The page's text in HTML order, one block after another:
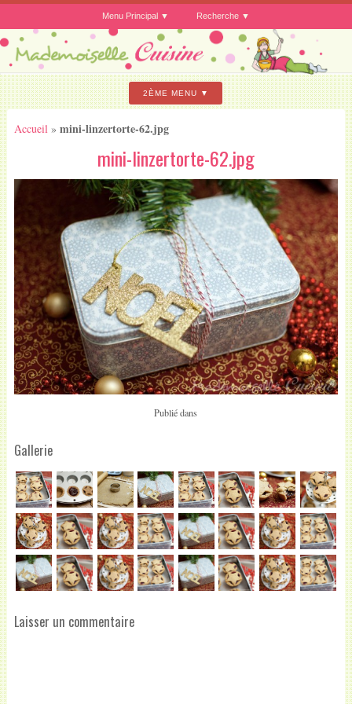
Menu Principal Recherche
2ÈME MENU
Accueil » mini-linzertorte-62.jpg
mini-linzertorte-62.jpg
Publié dans
Gallerie
Laisser un commentaire